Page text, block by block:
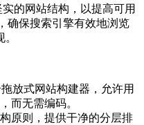
的网站结构，以提高可用
确保搜索引擎有效地浏览
拖放式网站构建器，允许用
而无需编码。
原则，提供干净的分层排